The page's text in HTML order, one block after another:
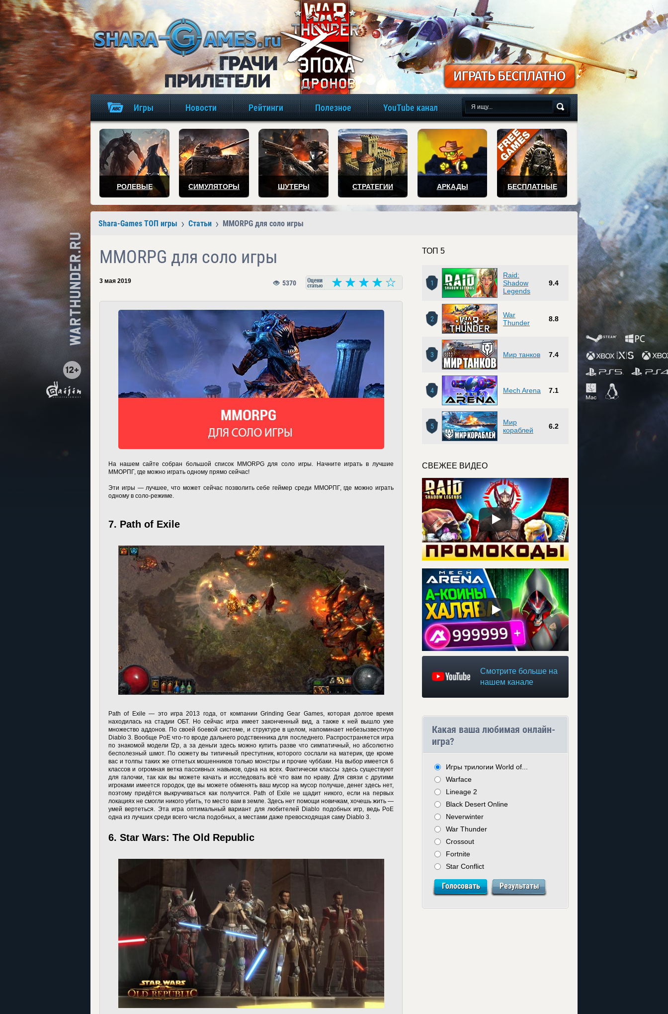
игры онлайн бесплатно
Игры Новости Рейтинги Полезное YouTube канал
РОЛЕВЫЕ СИМУЛЯТОРЫ ШУТЕРЫ СТРАТЕГИИ АРКАДЫ БЕСПЛАТНЫЕ
Shara-Games ТОП игры Статьи MMORPG для соло игры
MMORPG для соло игры
3 мая 2019 5370
На нашем сайте собран большой список MMORPG для соло игры. Начните играть в лучшие
ММОРПГ, где можно играть одному прямо сейчас!
Эти игры — лучшее, что может сейчас позволить себе геймер среди ММОРПГ, где можно играть
одному в соло-режиме.
7. Path of Exile
Path of Exile — это игра 2013 года, от компании Grinding Gear Games, которая долгое время
находилась на стадии ОБТ. Но сейчас игра имеет законченный вид, а также к ней вышло уже
множество аддонов. По своей боевой системе, и структуре в целом, напоминает небезызвестную
Diablo 3. Вообще PoE что-то вроде дальнего родственника для последнего. Распространяется игра
по знакомой модели f2p, а за деньги здесь можно купить разве что симпатичный, но абсолютно
бесполезный шмот. По сюжету вы типичный преступник, которого сослали на материк, где кроме
вас и толпы таких же отпетых мошенников только монстры и прочие чуббаки. На выбор имеется 6
классов и огромная ветка пассивных навыков, одна на всех. Фактически классы здесь существуют
для галочки, так как вы можете качать и исследовать всё что вам по нраву. Для связи с другими
игроками имеется городок, где вы можете обменять ваш мусор на мусор получше, денег здесь нет,
поэтому придётся выкручиваться как получится. Path of Exile не щадит никого, если на первых
локациях не смогли никого убить, то место вам в земле. Здесь нет помощи новичкам, хочешь жить —
умей вертеться. Эта игра оптимальный вариант для любителей Diablo подобных игр, ведь PoE
одна из лучших среди всего числа подобных, а местами даже превосходящая саму Diablo 3.
6. Star Wars: The Old Republic
ТОП 5
1
Raid:
Shadow
Legends
9.4
2
War
Thunder
8.8
3 Мир танков 7.4
4 Mech Arena 7.1
5
Мир
кораблей
6.2
СВЕЖЕЕ ВИДЕО
Смотрите больше на
нашем канале
Какая ваша любимая онлайн-
игра?
Игры трилогии World of...
Warface
Lineage 2
Black Desert Online
Neverwinter
War Thunder
Crossout
Fortnite
Star Conflict